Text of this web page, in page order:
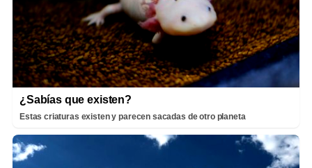
¿Sabías que existen?
Estas criaturas existen y parecen sacadas de otro planeta